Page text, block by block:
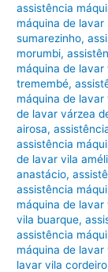
assistência
máquina de lavar
sumarezinho,
morumbi,
máquina de lavar
tremembé,
máquina de
de lavar várzea
airosa,
assistência
de lavar vila
anastácio,
assistência
máquina de lavar
vila buarque,
assistência
máquina de
lavar vila cordeiro